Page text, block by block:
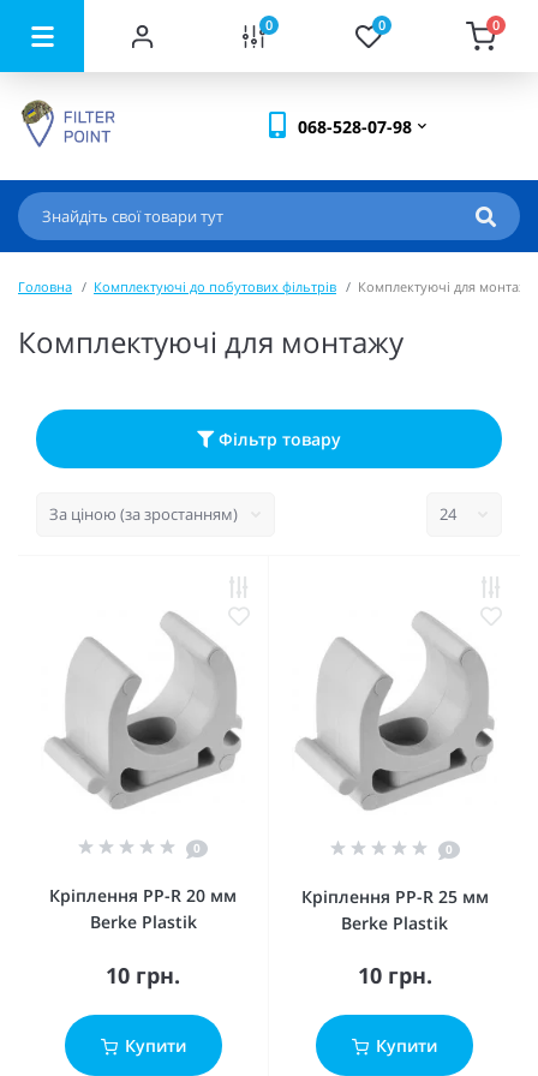
0 0 0
068-528-07-98
Головна Комплектуючі до побутових фільтрів Комплектуючі для монтажу
Комплектуючі для монтажу
Фільтр товару
0
Кріплення PP-R 20 мм
Berke Plastik
10 грн.
Купити
0
Кріплення PP-R 25 мм
Berke Plastik
10 грн.
Купити